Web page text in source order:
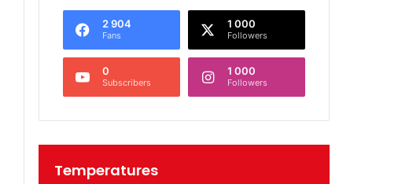
2 904
Fans
1 000
Followers
0
Subscribers
1 000
Followers
Temperatures